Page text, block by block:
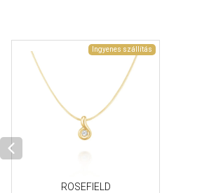
Ingyenes szállítás
ROSEFIELD